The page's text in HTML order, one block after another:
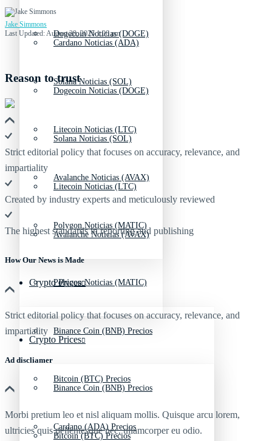
Dogecoin Noticias (DOGE)
Solana Noticias (SOL)
Litecoin Noticias (LTC)
Avalanche Noticias (AVAX)
Polygon Noticias (MATIC)
Crypto Prices
Binance Coin (BNB) Precios
Bitcoin (BTC) Precios
Cardano (ADA) Precios
Cardano Noticias (ADA)
Dogecoin Noticias (DOGE)
Solana Noticias (SOL)
Litecoin Noticias (LTC)
Avalanche Noticias (AVAX)
Polygon Noticias (MATIC)
Crypto Prices
Binance Coin (BNB) Precios
Bitcoin (BTC) Precios
Jake Simmons
Last Updated: August 28, 2025 1:00 pm
Reason to trust
Strict editorial policy that focuses on accuracy, relevance, and
impartiality
Created by industry experts and meticulously reviewed
The highest standards in reporting and publishing
How Our News is Made
Strict editorial policy that focuses on accuracy, relevance, and
impartiality
Ad discliamer
Morbi pretium leo et nisl aliquam mollis. Quisque arcu lorem,
ultricies quis pellentesque nec, ullamcorper eu odio.